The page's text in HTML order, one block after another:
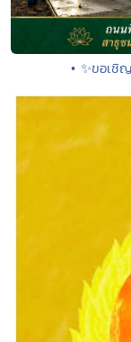
• ✨ขอเชิ